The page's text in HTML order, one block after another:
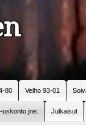
80 Velho 93-01
uskonto jne. Julkaisut